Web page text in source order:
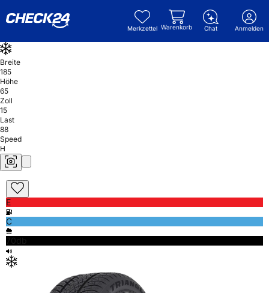
Merkzettel Warenkorb Chat Anmelden
Breite
185
Höhe
65
Zoll
15
Last
88
Speed
H
E
C
70db